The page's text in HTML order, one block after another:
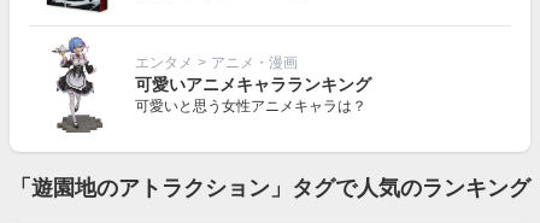
エンタメ > アニメ・漫画
可愛いアニメキャラランキング
可愛いと思う女性アニメキャラは？
「遊園地のアトラクション」タグで人気のランキング